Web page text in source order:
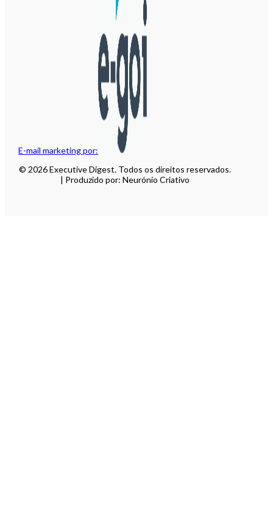
E-mail marketing por:
© 2026 Executive Digest. Todos os direitos reservados.
| Produzido por: Neurónio Criativo